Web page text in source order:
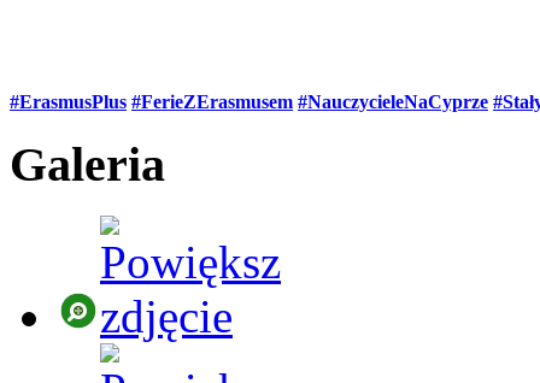
#ErasmusPlus #FerieZErasmusem #NauczycieleNaCyprze
Galeria